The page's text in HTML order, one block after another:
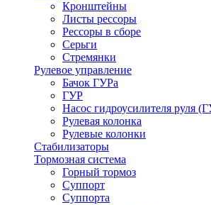
Кронштейны
Листы рессоры
Рессоры в сборе
Серьги
Стремянки
Рулевое управление
Бачок ГУРа
ГУР
Насос гидроусилителя руля
Рулевая колонка
Рулевые колонки
Стабилизаторы
Тормозная система
Горный тормоз
Суппорт
Суппорта